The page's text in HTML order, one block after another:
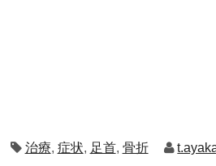
治療, 症状, 足首, 骨折